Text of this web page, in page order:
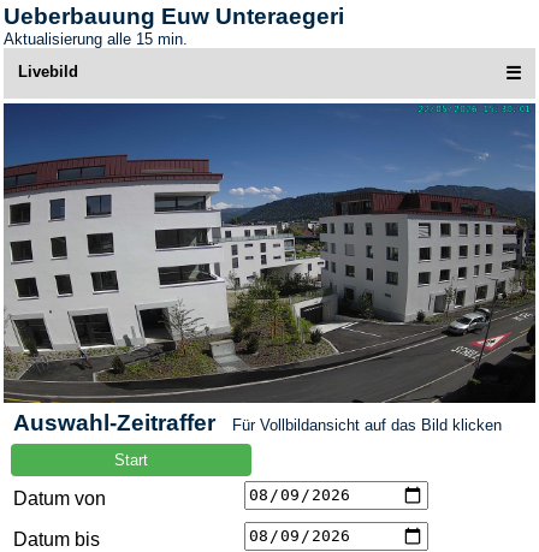
Ueberbauung Euw Unteraegeri
Aktualisierung alle 15 min.
Livebild
☰
Auswahl-Zeitraffer Für Vollbildansicht auf das Bild klicken
Datum von
Datum bis